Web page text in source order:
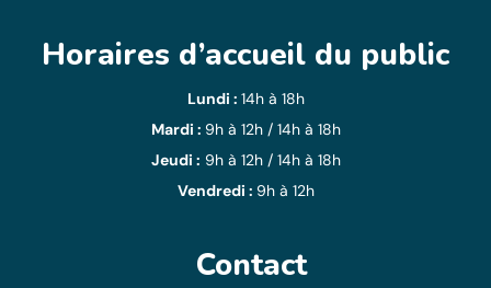
Horaires d’accueil du public
Lundi : 14h à 18h
Mardi : 9h à 12h / 14h à 18h
Jeudi : 9h à 12h / 14h à 18h
Vendredi : 9h à 12h
Contact